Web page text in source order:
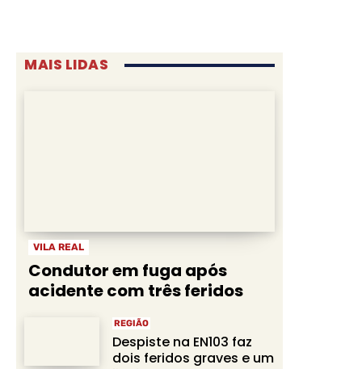
MAIS LIDAS
VILA REAL
Condutor em fuga após
acidente com três feridos
REGIÃO
Despiste na EN103 faz
dois feridos graves e um